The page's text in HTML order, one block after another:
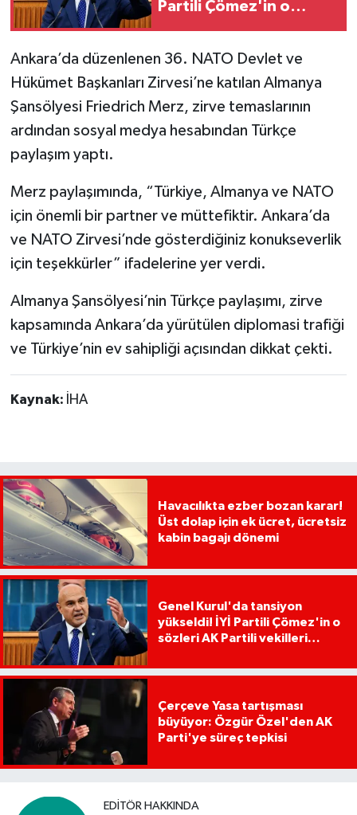
Partili Çömez'in o
Ankara’da düzenlenen 36. NATO Devlet ve
Hükümet Başkanları Zirvesi’ne katılan Almanya
Şansölyesi Friedrich Merz, zirve temaslarının
ardından sosyal medya hesabından Türkçe
paylaşım yaptı.
Merz paylaşımında, “Türkiye, Almanya ve NATO
için önemli bir partner ve müttefiktir. Ankara’da
ve NATO Zirvesi’nde gösterdiğiniz konukseverlik
için teşekkürler” ifadelerine yer verdi.
Almanya Şansölyesi’nin Türkçe paylaşımı, zirve
kapsamında Ankara’da yürütülen diplomasi trafiği
ve Türkiye’nin ev sahipliği açısından dikkat çekti.
Kaynak: İHA
Havacılıkta ezber bozan karar!
Üst dolap için ek ücret, ücretsiz
kabin bagajı dönemi
Genel Kurul'da tansiyon
yükseldi! İYİ Partili Çömez'in o
sözleri AK Partili vekilleri
Çerçeve Yasa tartışması
büyüyor: Özgür Özel'den AK
Parti'ye süreç tepkisi
EDITÖR HAKKINDA